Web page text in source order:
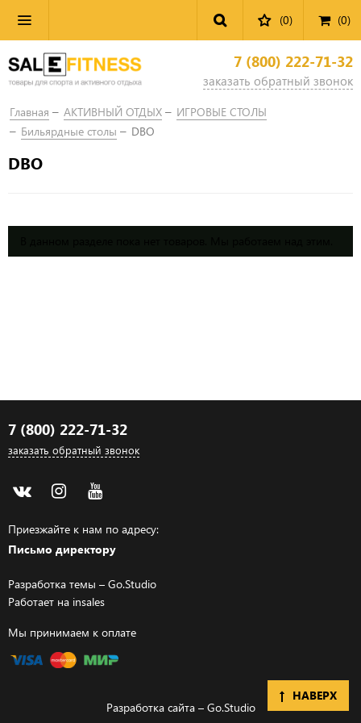
(0) (0)
7 (800) 222-71-32
заказать обратный звонок
Главная АКТИВНЫЙ ОТДЫХ
ИГРОВЫЕ СТОЛЫ
Бильярдные столы
DBO
DBO
7 (800) 222-71-32
заказать обратный звонок
Приезжайте к нам по адресу:
Письмо директору
Разработка темы – Go.Studio
Работает на insales
Мы принимаем к оплате
НАВЕРХ
Разработка сайта – Go.Studio